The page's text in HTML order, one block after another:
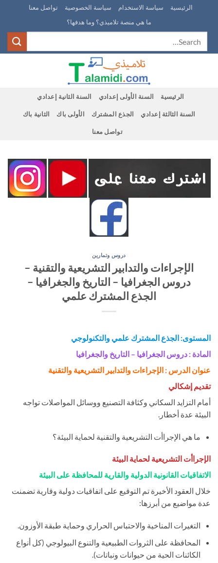
content
الرئيسية سياسة الاستخدام سياسة الخصوصية
تواصل معنا
ما هي منصة تلاميذي؟ وما هدفها؟
الرئيسية السنة الأولى إعدادي السنة الثانية إعدادي
السنة الثالثة إعدادي الجذع المشترك الأولى باك الثانية باك
تواصل معنا
دروس وتمارين
الإجراءات والتدابير التشريعية والتقنية –
دروس الجغرافيا – التاريخ والجغرافيا –
الجذع المشترك علمي
المستوى: الجذع المشترك علمي والتكنولوجي
المادة : دروس الجغرافيا – التاريخ والجغرافيا
عنوان الدرس : الإجراءات والتدابير التشريعية والتقنية
تقديم إشكالي
أمام التزايد السكاني وكثافة التصنيع ووسائل المواصلات تواجه
البيئة عدة أخطار.
ما هي الإجراأت التشريعية والتقنية لحماية البيئة؟
الإجراأت التشريعية لحماية البيئة
الاتفاقيات القانونية الدولية والقارية للمحافظة على البيئة
خلال العقود الأخيرة تم التوقيع على اتفاقيات دولية وقارية تضمنت
عدة مواضيع من أبرزها:
التغيرات المناخية والاحتباس الحراري وحماية طبقة الأوزون.
المحافظة على الثروات الطبيعية والتنوع البيولوجي (كل أنواع
الكائنات الحية من حيوانات ونباتات).